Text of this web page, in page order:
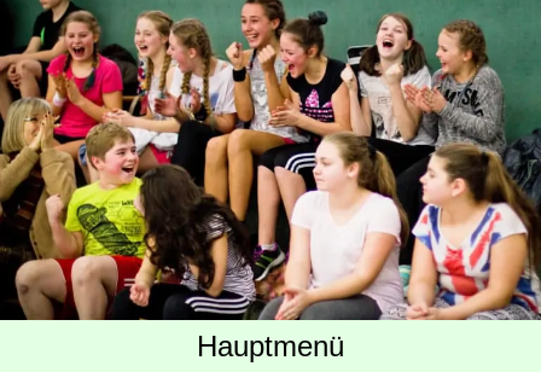
Hauptmenü